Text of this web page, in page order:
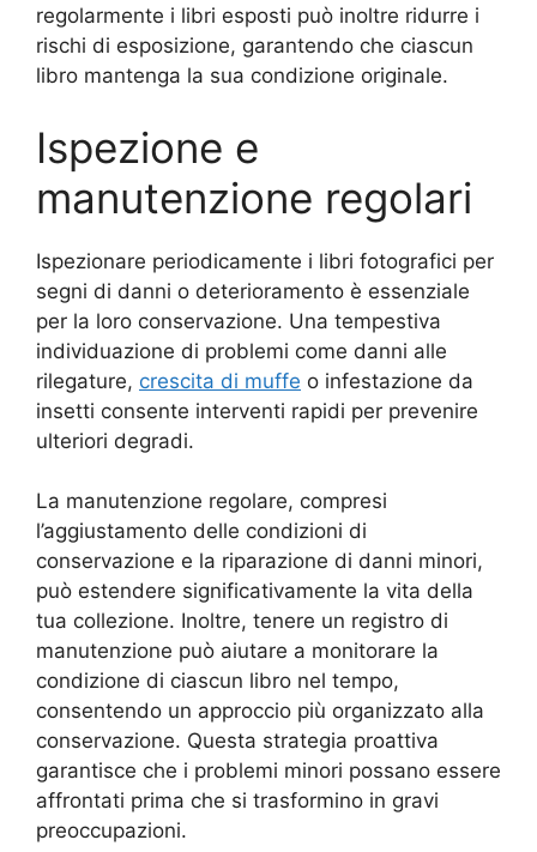
regolarmente i libri esposti può inoltre ridurre i
rischi di esposizione, garantendo che ciascun
libro mantenga la sua condizione originale.
Ispezione e
manutenzione regolari
Ispezionare periodicamente i libri fotografici per
segni di danni o deterioramento è essenziale
per la loro conservazione. Una tempestiva
individuazione di problemi come danni alle
rilegature, crescita di muffe o infestazione da
insetti consente interventi rapidi per prevenire
ulteriori degradi.
La manutenzione regolare, compresi
l’aggiustamento delle condizioni di
conservazione e la riparazione di danni minori,
può estendere significativamente la vita della
tua collezione. Inoltre, tenere un registro di
manutenzione può aiutare a monitorare la
condizione di ciascun libro nel tempo,
consentendo un approccio più organizzato alla
conservazione. Questa strategia proattiva
garantisce che i problemi minori possano essere
affrontati prima che si trasformino in gravi
preoccupazioni.